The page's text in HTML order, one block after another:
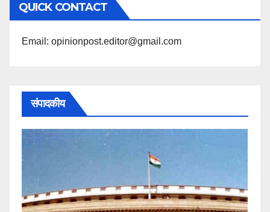
पढ़ें
QUICK CONTACT
Email: opinionpost.editor@gmail.com
संपादकीय